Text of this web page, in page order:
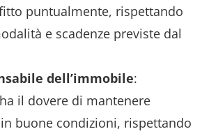
puntualmente, rispettando
e scadenze previste dal
dell’immobile:
il dovere di mantenere
buone condizioni, rispettando